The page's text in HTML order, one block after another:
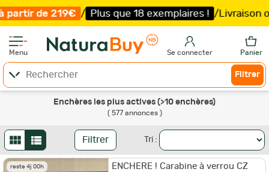
que 18 exemplaires ! /Livraison offerte et expédition
Menu Se connecter Panier
Filtrer
Enchères les plus actives (>10 enchères)
( 577 annonces )
Filtrer Tri :
reste 4j 00h
ENCHERE ! Carabine à verrou CZ